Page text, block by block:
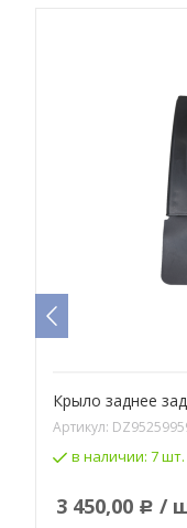
Крыло заднее
Артикул:
в наличии: 7 шт.
3 450,00 Р /